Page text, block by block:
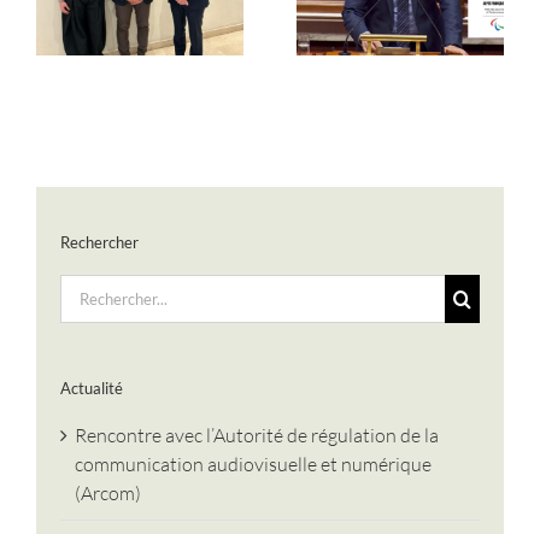
défis géopolitiques
Rechercher
Rechercher:
Actualité
Rencontre avec l’Autorité de régulation de la
communication audiovisuelle et numérique
(Arcom)